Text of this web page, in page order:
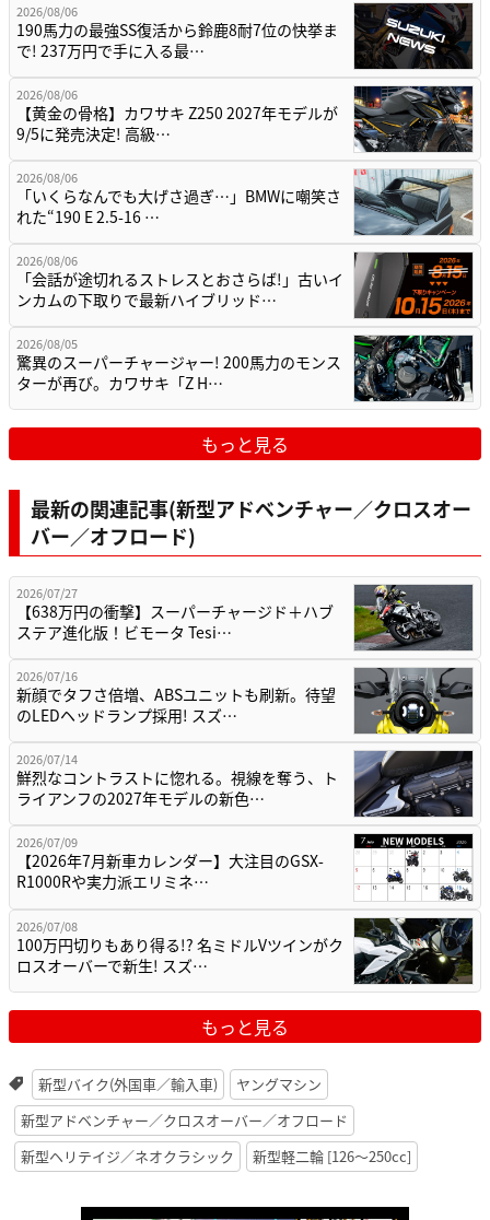
2026/08/06
190馬力の最強SS復活から鈴鹿8耐7位の快挙ま
で! 237万円で手に入る最…
2026/08/06
【黄金の骨格】カワサキ Z250 2027年モデルが
9/5に発売決定! 高級…
2026/08/06
「いくらなんでも大げさ過ぎ…」BMWに嘲笑さ
れた“190 E 2.5-16 …
2026/08/06
「会話が途切れるストレスとおさらば!」古いイ
ンカムの下取りで最新ハイブリッド…
2026/08/05
驚異のスーパーチャージャー! 200馬力のモンス
ターが再び。カワサキ「Z H…
もっと見る
最新の関連記事(新型アドベンチャー／クロスオー
バー／オフロード)
2026/07/27
【638万円の衝撃】スーパーチャージド＋ハブ
ステア進化版！ビモータ Tesi…
2026/07/16
新顔でタフさ倍増、ABSユニットも刷新。待望
のLEDヘッドランプ採用! スズ…
2026/07/14
鮮烈なコントラストに惚れる。視線を奪う、ト
ライアンフの2027年モデルの新色…
2026/07/09
【2026年7月新車カレンダー】大注目のGSX-
R1000Rや実力派エリミネ…
2026/07/08
100万円切りもあり得る!? 名ミドルVツインがク
ロスオーバーで新生! スズ…
もっと見る
新型バイク(外国車／輸入車)
ヤングマシン
新型アドベンチャー／クロスオーバー／オフロード
新型ヘリテイジ／ネオクラシック
新型軽二輪 [126〜250cc]